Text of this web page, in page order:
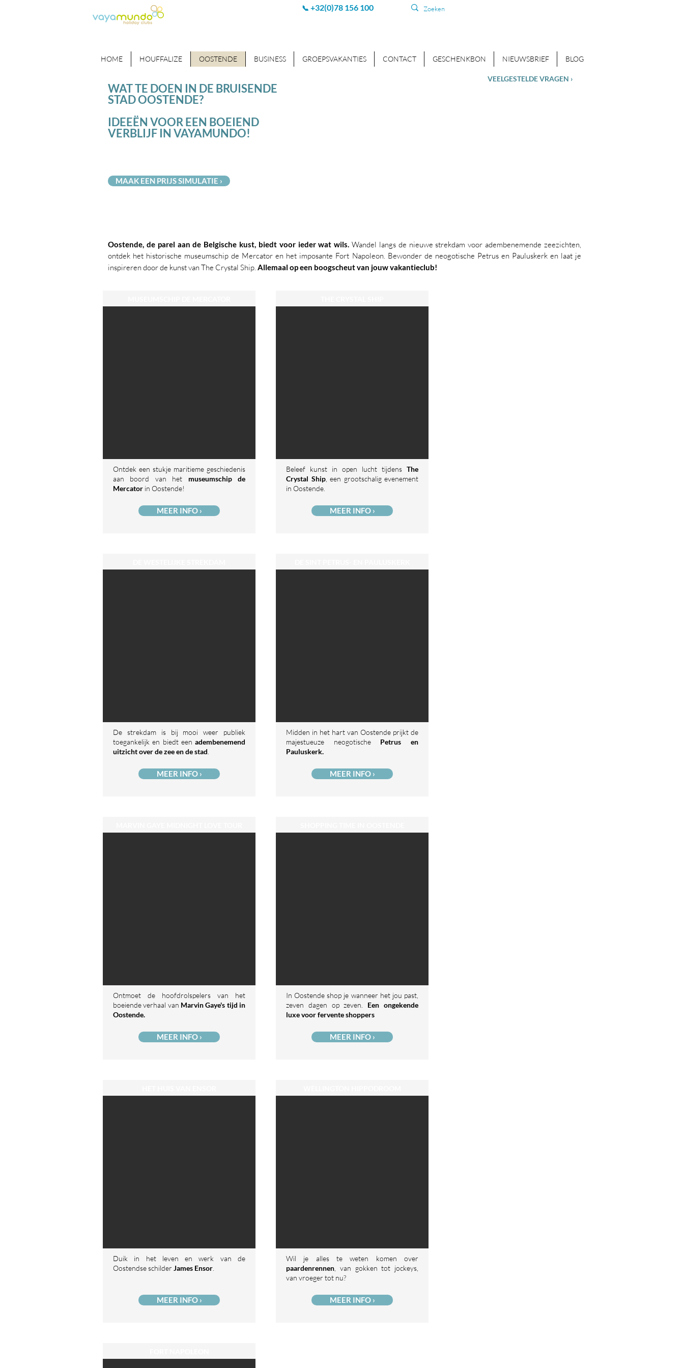
📞 +32(0)78 156 100
HOME HOUFFALIZE OOSTENDE BUSINESS GROEPSVAKANTIES CONTACT GESCHENKBON NIEUWSBRIEF BLOG
WAT TE DOEN IN DE BRUISENDE
STAD OOSTENDE?
IDEEËN VOOR EEN BOEIEND
VERBLIJF IN VAYAMUNDO!
MAAK EEN PRIJS SIMULATIE ›
VEELGESTELDE VRAGEN ›
Oostende, de parel aan de Belgische kust, biedt voor ieder wat wils. Wandel langs de nieuwe strekdam voor adembenemende zeezichten,
ontdek het historische museumschip de Mercator en het imposante Fort Napoleon. Bewonder de neogotische Petrus en Pauluskerk en laat je
inspireren door de kunst van The Crystal Ship. Allemaal op een boogscheut van jouw vakantieclub!
Ontdek een stukje maritieme geschiedenis
aan boord van het museumschip de
Mercator in Oostende!
MEER INFO ›
De strekdam is bij mooi weer publiek
toegankelijk en biedt een adembenemend
uitzicht over de zee en de stad
MEER INFO ›
Ontmoet de hoofdrolspelers van het
boeiende verhaal van Marvin Gaye's tijd in
Oostende.
MEER INFO ›
Duik in het leven en werk van de
Oostendse schilder James Ensor
MEER INFO ›
Beleef kunst in open lucht tijdens The
Crystal Ship, een grootschalig evenement
in Oostende.
MEER INFO ›
Midden in het hart van Oostende prijkt de
majestueuze neogotische Petrus en
Pauluskerk.
MEER INFO ›
In Oostende shop je wanneer het jou past,
zeven dagen op zeven. Een ongekende
luxe voor fervente shoppers
MEER INFO ›
Wil je alles te weten komen over
paardenrennen , van gokken tot jockeys,
van vroeger tot nu?
MEER INFO ›